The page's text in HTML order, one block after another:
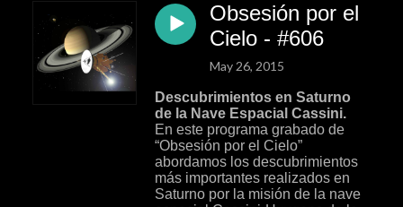
Obsesión por el
Cielo - #606
May 26, 2015
Descubrimientos en Saturno
de la Nave Espacial Cassini.
En este programa grabado de
“Obsesión por el Cielo”
abordamos los descubrimientos
más importantes realizados en
Saturno por la misión de la nave